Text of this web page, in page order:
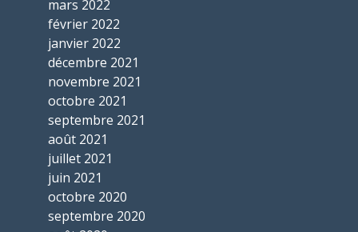
mars 2022
février 2022
janvier 2022
décembre 2021
novembre 2021
octobre 2021
septembre 2021
août 2021
juillet 2021
juin 2021
octobre 2020
septembre 2020